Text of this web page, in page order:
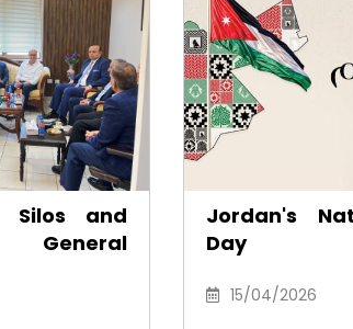
Silos and
in
Jordan's
Day
15/04/2026